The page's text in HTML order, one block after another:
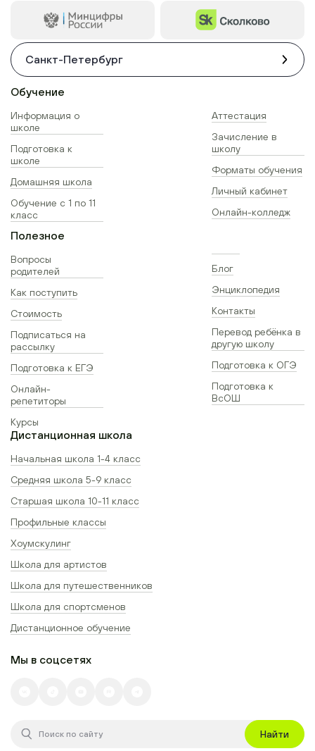
Санкт-Петербург
Обучение
Информация о
школе
Подготовка к
школе
Домашняя школа
Обучение с 1 по 11
класс
Аттестация
Зачисление в
школу
Форматы обучения
Личный кабинет
Онлайн-колледж
Полезное
Вопросы
родителей
Как поступить
Стоимость
Подписаться на
рассылку
Подготовка к ЕГЭ
Онлайн-
репетиторы
Курсы
Блог
Энциклопедия
Контакты
Перевод ребёнка в
другую школу
Подготовка к ОГЭ
Подготовка к
ВсОШ
Дистанционная школа
Начальная школа 1-4 класс
Средняя школа 5-9 класс
Старшая школа 10-11 класс
Профильные классы
Хоумскулинг
Школа для артистов
Школа для путешественников
Школа для спортсменов
Дистанционное обучение
Мы в соцсетях
Найти